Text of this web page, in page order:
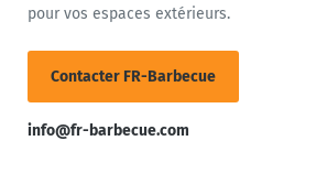
pour vos espaces extérieurs.
Contacter FR-Barbecue
info@fr-barbecue.com